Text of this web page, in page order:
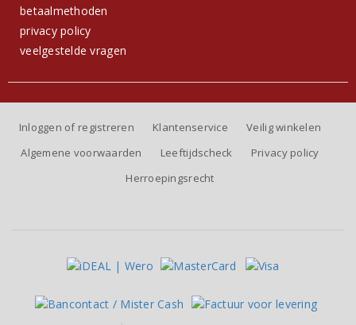
betaalmethoden
privacy policy
veelgestelde vragen
Inloggen of registreren Klantenservice
Veilig winkelen
Algemene voorwaarden
Leeftijdscheck
Privacy policy
Herroepingsrecht